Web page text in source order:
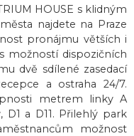
HOUSE s klidným
najdete na Praze
pronájmu větších i
možností dispozičních
dvě sdílené zasedací
a ostraha 24/7.
metrem linky A
D1 a D11. Přilehlý park
možnost